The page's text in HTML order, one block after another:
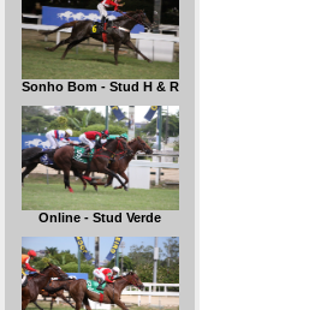
Sonho Bom - Stud H & R
Online - Stud Verde